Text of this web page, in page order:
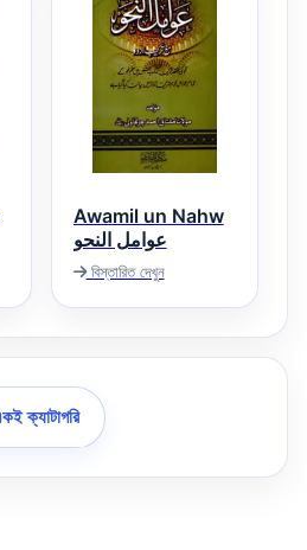
Awamil un Nahw
عوامل النحو
বিস্তারিত দেখুন
ক্যাটাগরি